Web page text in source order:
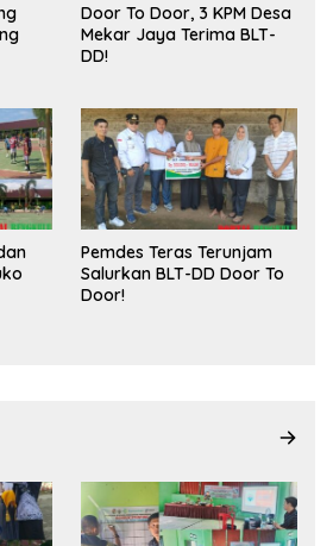
Door To Door, 3 KPM Desa
Mekar Jaya Terima BLT-
DD!
Pemdes Teras Terunjam
Salurkan BLT-DD Door To
Door!